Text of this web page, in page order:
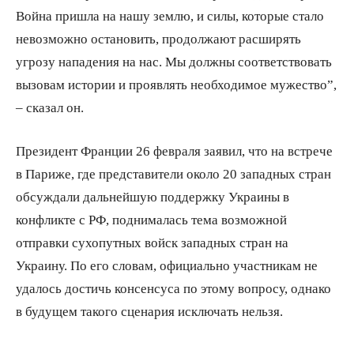
Война пришла на нашу землю, и силы, которые стало
невозможно остановить, продолжают расширять
угрозу нападения на нас. Мы должны соответствовать
вызовам истории и проявлять необходимое мужество”,
– сказал он.
Президент Франции 26 февраля заявил, что на встрече
в Париже, где представители около 20 западных стран
обсуждали дальнейшую поддержку Украины в
конфликте с РФ, поднималась тема возможной
отправки сухопутных войск западных стран на
Украину. По его словам, официально участникам не
удалось достичь консенсуса по этому вопросу, однако
в будущем такого сценария исключать нельзя.